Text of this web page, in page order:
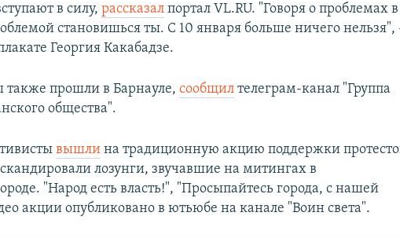
в силу,рассказал портал VL.RU. "Говоря о проблемах в
становишься ты. С 10 января больше ничего нельзя",
Георгия Какабадзе.
также прошли в Барнауле,сообщил телеграм-канал "Группа
общества".
вышли на традиционную акцию поддержки
лозунги, звучавшие на митингах в
"Народ есть власть!", "Просыпайтесь города, с нашей
акции опубликовано в ютьюбе на канале "Воин света".